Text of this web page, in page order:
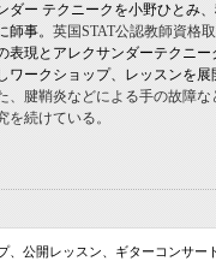
ダー テクニークを小野ひとみ
師事。 英国STAT公認教師資格
表現とアレクサンダーテクニー
ワークショップ、レッスンを展
、腱鞘炎などによる手の故障な
を続けている。
公開レッスン、ギターコンサー